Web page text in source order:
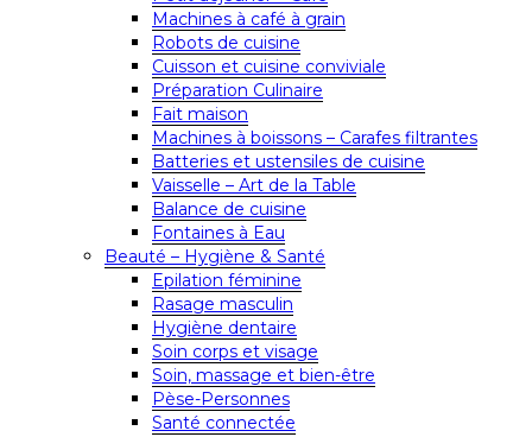
Machines à café à grain
Robots de cuisine
Cuisson et cuisine conviviale
Préparation Culinaire
Fait maison
Machines à boissons – Carafes filtrantes
Batteries et ustensiles de cuisine
Vaisselle – Art de la Table
Balance de cuisine
Fontaines à Eau
Beauté – Hygiène & Santé
Epilation féminine
Rasage masculin
Hygiène dentaire
Soin corps et visage
Soin, massage et bien-être
Pèse-Personnes
Santé connectée